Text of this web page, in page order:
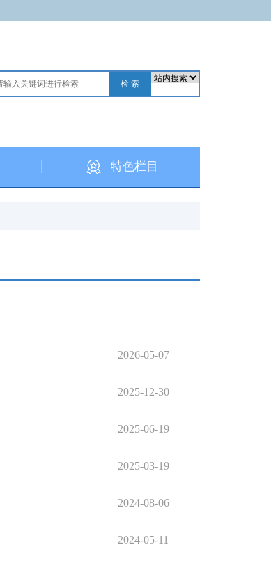
特色栏目
2026-05-07
2025-12-30
2025-06-19
2025-03-19
2024-08-06
2024-05-11